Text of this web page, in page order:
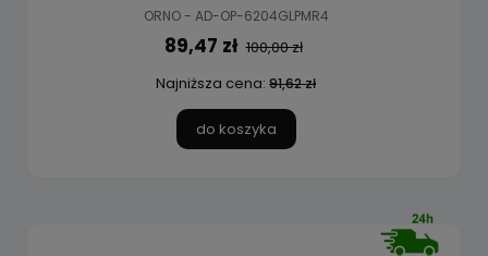
ORNO - AD-OP-6204GLPMR4
89,47 zł 100,00 zł
Najniższa cena: 91,62 zł
do koszyka